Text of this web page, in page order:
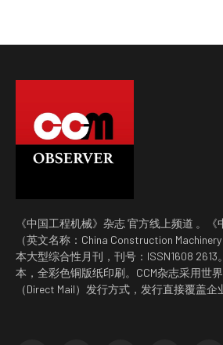
《中国工程机械》杂志 官方线上频道 。《
（英文名称：China Construction
本大型综合性月刊，刊号：ISSN1608 2613
本，全彩色铜版纸印刷。CCM杂志采用世
（Direct Mail）发行方式，发行直接覆盖企